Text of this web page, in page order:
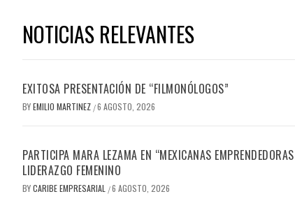
NOTICIAS RELEVANTES
EXITOSA PRESENTACIÓN DE “FILMONÓLOGOS”
BYEMILIO MARTINEZ /6 AGOSTO, 2026
PARTICIPA MARA LEZAMA EN “MEXICANAS
LIDERAZGO FEMENINO
BYCARIBE EMPRESARIAL /6 AGOSTO, 2026